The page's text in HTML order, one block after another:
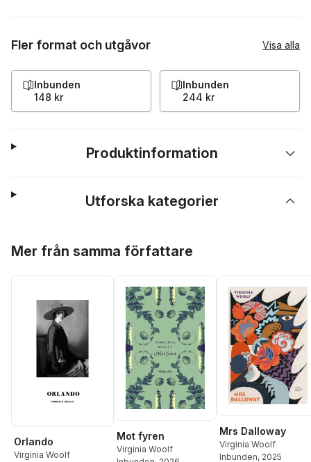
Fler format och utgåvor Visa alla
Inbunden
148 kr
Inbunden
244 kr
Produktinformation
Utforska kategorier
Mer från samma författare
Orlando
Virginia Woolf
Mot fyren
Virginia Woolf
Mrs Dalloway
Virginia Woolf
Inbunden, 2025